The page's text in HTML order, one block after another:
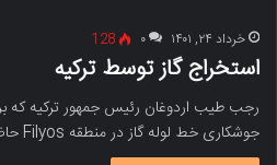
خرداد ۲۴, ۱۴۰۱ ۰ 128
استخراج گاز توسط ترکیه
رجب طیب اردوغان رئیس جمهور ترکیه که
جوشکاری خط لوله گاز در منطقه Filyos حاضر…